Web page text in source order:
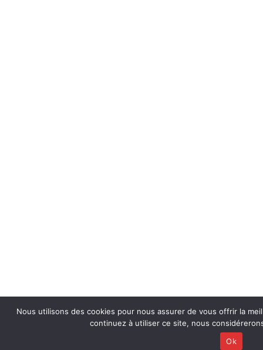
Nous utilisons des cookies pour nous assurer de vous offrir la
continuez à utiliser ce site, nous
Ok